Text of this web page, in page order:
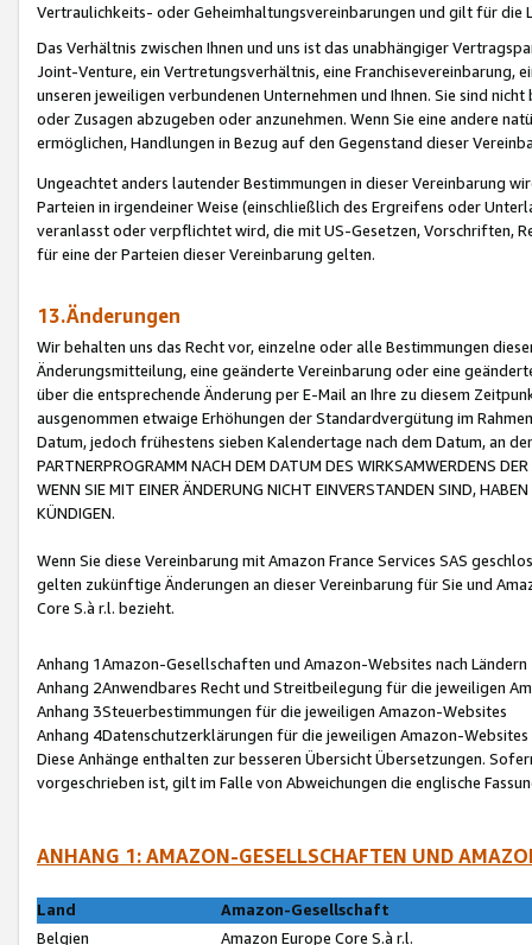
Vertraulichkeits- oder Geheimhaltungsvereinbarungen und gilt für die
Das Verhältnis zwischen Ihnen und uns ist das unabhängiger
Joint-Venture, ein Vertretungsverhältnis, eine Franchisevereinbarung,
unseren jeweiligen verbundenen Unternehmen und Ihnen. Sie sind
oder Zusagen abzugeben oder anzunehmen. Wenn Sie eine andere
ermöglichen, Handlungen in Bezug auf den Gegenstand dieser
Ungeachtet anders lautender Bestimmungen in dieser Vereinbarung
Parteien in irgendeiner Weise (einschließlich des Ergreifens oder
veranlasst oder verpflichtet wird, die mit US-Gesetzen, Vorschriften,
für eine der Parteien dieser Vereinbarung gelten.
13.Änderungen
Wir behalten uns das Recht vor, einzelne oder alle Bestimmungen
Änderungsmitteilung, eine geänderte Vereinbarung oder eine
über die entsprechende Änderung per E-Mail an Ihre zu diesem
ausgenommen etwaige Erhöhungen der Standardvergütung im
Datum, jedoch frühestens sieben Kalendertage nach dem Datum, an
PARTNERPROGRAMM NACH DEM DATUM DES WIRKSAMWERDENS
WENN SIE MIT EINER ÄNDERUNG NICHT EINVERSTANDEN SIND,
KÜNDIGEN.
Wenn Sie diese Vereinbarung mit Amazon France Services SAS
gelten zukünftige Änderungen an dieser Vereinbarung für Sie und
Core S.à r.l. bezieht.
Anhang 1Amazon-Gesellschaften und Amazon-Websites nach Ländern
Anhang 2Anwendbares Recht und Streitbeilegung für die jeweiligen
Anhang 3Steuerbestimmungen für die jeweiligen Amazon-Websites
Anhang 4Datenschutzerklärungen für die jeweiligen Amazon-Websites
Diese Anhänge enthalten zur besseren Übersicht Übersetzungen.
vorgeschrieben ist, gilt im Falle von Abweichungen die englische
ANHANG 1: AMAZON-GESELLSCHAFTEN UND
Land
Amazon-Gesellschaft
Belgien
Amazon Europe Core S.à r.l.